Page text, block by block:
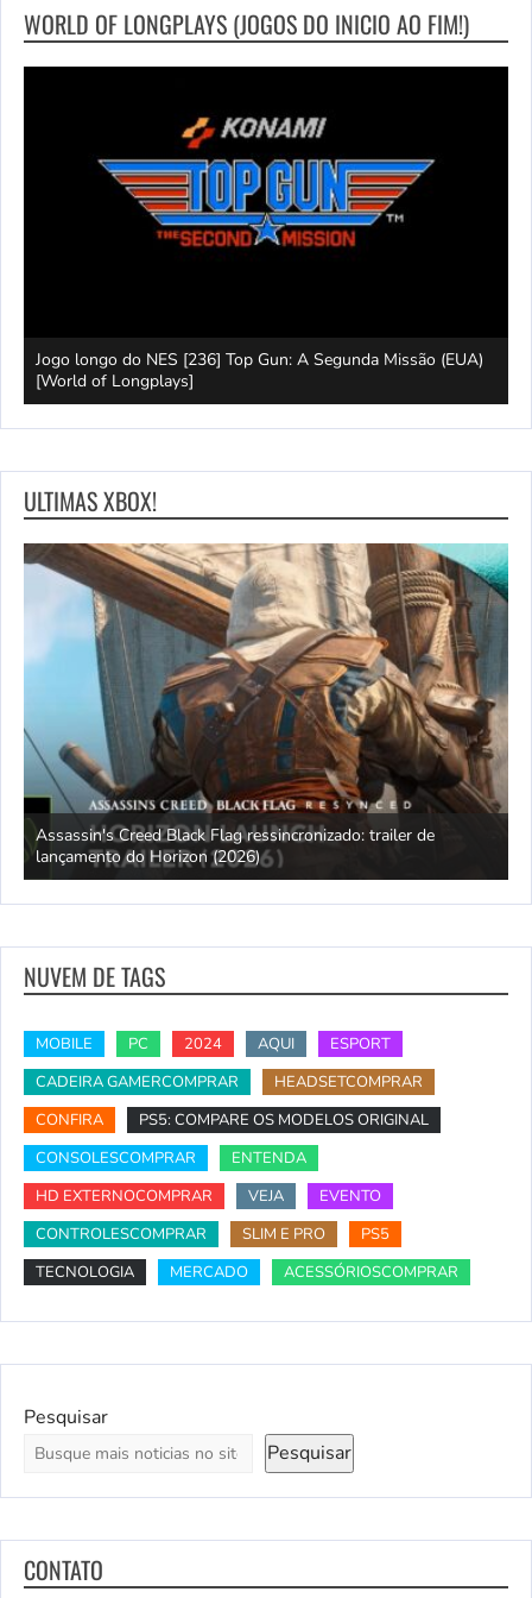
WORLD OF LONGPLAYS (JOGOS DO INICIO AO FIM!)
Jogo longo do NES [236] Top Gun: A Segunda Missão (EUA)
[World of Longplays]
ULTIMAS XBOX!
Assassin's Creed Black Flag ressincronizado: trailer de
lançamento do Horizon (2026)
NUVEM DE TAGS
MOBILE PC 2024 AQUI
ESPORT
CADEIRA GAMERCOMPRAR
HEADSETCOMPRAR
CONFIRA
PS5: COMPARE OS MODELOS ORIGINAL
CONSOLESCOMPRAR
ENTENDA
HD EXTERNOCOMPRAR
VEJA
EVENTO
CONTROLESCOMPRAR
SLIM E PRO
PS5
TECNOLOGIA
MERCADO ACESSÓRIOSCOMPRAR
Pesquisar
Pesquisar
CONTATO